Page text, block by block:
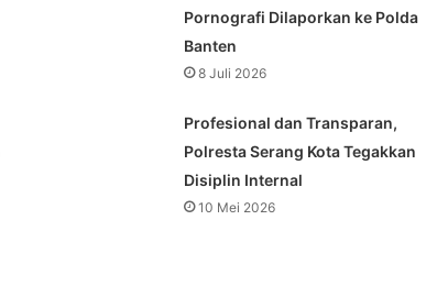
Pornografi Dilaporkan ke Polda
Banten
8 Juli 2026
Profesional dan Transparan,
Polresta Serang Kota Tegakkan
Disiplin Internal
10 Mei 2026